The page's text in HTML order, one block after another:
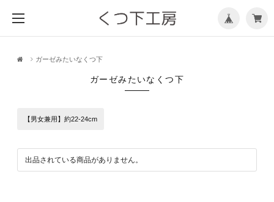
ニ
ュ
を
ガーゼみたいなくつ下
ガーゼみたいなくつ下
【男女兼用】約22-24cm
出品されている商品がありません。